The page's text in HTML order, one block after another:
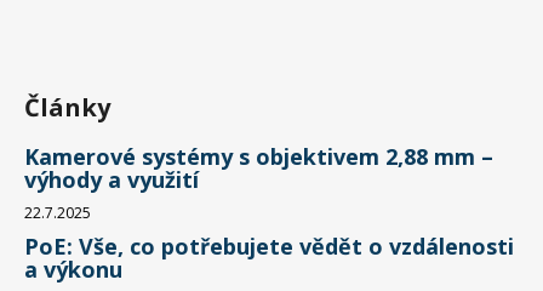
Články
Kamerové systémy s objektivem 2,88 mm –
výhody a využití
22.7.2025
PoE: Vše, co potřebujete vědět o vzdálenosti
a výkonu